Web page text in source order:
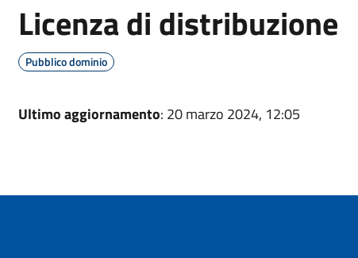
Licenza di distribuzione
Pubblico dominio
Ultimo aggiornamento: 20 marzo 2024, 12:05